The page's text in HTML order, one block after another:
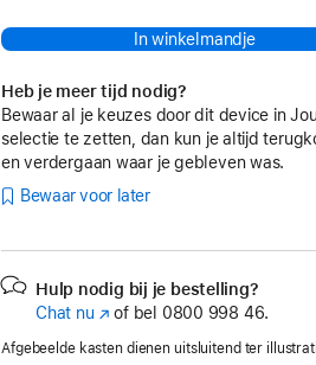
In winkelmandje
Heb je meer tijd nodig?
Bewaar al je keuzes door dit device in
selectie te zetten, dan kun je altijd
en verdergaan waar je gebleven was.
Bewaar voor later
Hulp nodig bij je bestelling?
Chat nu (Wordt
nieuw
of bel 0800 998 46.
Afgebeelde kasten dienen uitsluitend ter